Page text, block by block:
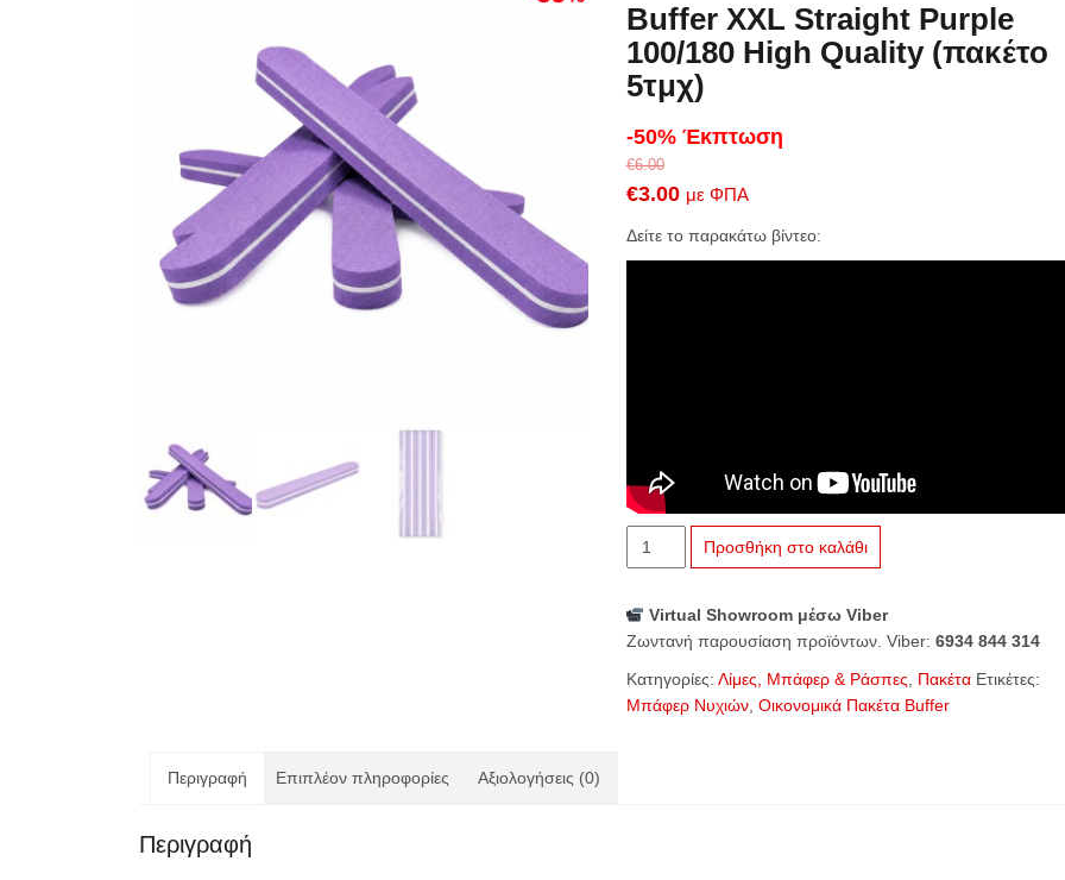
Buffer XXL Straight Purple
100/180 High Quality (πακέτο
5τμχ)
-50% Έκπτωση
€6.00
Original
price
was:
€3.00Η
τρέχουσα
τιμή
με ΦΠΑ
Δείτε το παρακάτω βίντεο:
Buffer
XXL
Purple
100/180
Quality
(πακέτο
Προσθήκη στο καλάθι
Virtual Showroom μέσω Viber
Ζωντανή παρουσίαση προϊόντων. Viber: 6934 844 314
Κατηγορίες: Λίμες, Μπάφερ & Ράσπες Πακέτα Ετικέτες:
Μπάφερ Νυχιών, Οικονομικά Πακέτα Buffer
Περιγραφή Επιπλέον πληροφορίες Αξιολογήσεις (0)
Περιγραφή